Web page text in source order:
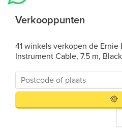
Verkooppunten
41 winkels verkopen de Ernie
Instrument Cable, 7.5 m,